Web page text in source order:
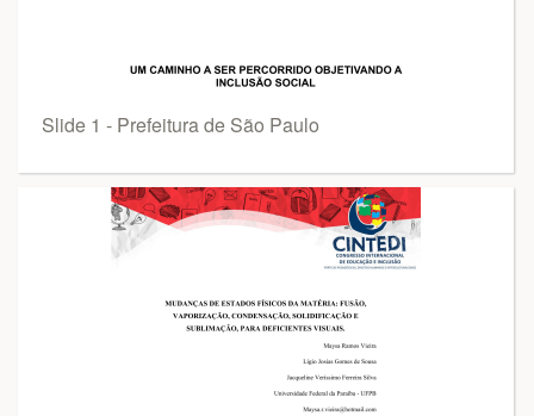
Slide 1 - Prefeitura de São Paulo